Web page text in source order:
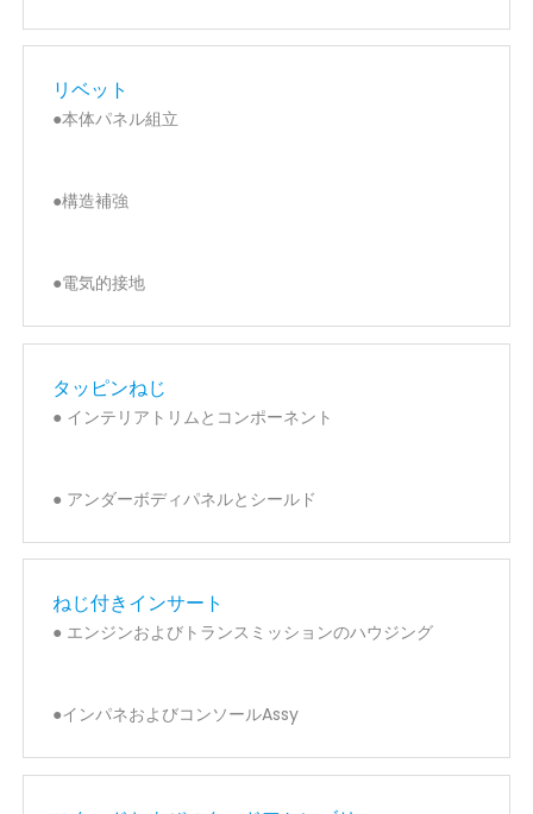
リベット
●本体パネル組立
●構造補強
●電気的接地
タッピンねじ
● インテリアトリムとコンポーネント
● アンダーボディパネルとシールド
ねじ付きインサート
● エンジンおよびトランスミッションのハウジング
●インパネおよびコンソールAssy